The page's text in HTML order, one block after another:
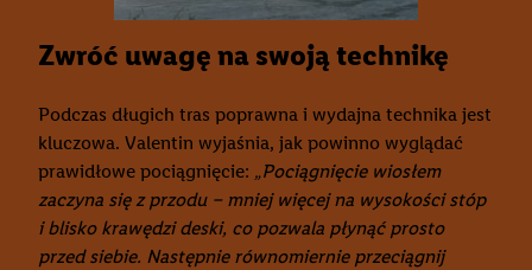
Zwróć uwagę na swoją technikę
Podczas długich tras poprawna i wydajna technika jest
kluczowa. Valentin wyjaśnia, jak powinno wyglądać
prawidłowe pociągnięcie: „Pociągnięcie wiosłem
zaczyna się z przodu – mniej więcej na wysokości stóp
i blisko krawędzi deski, co pozwala płynąć prosto
przed siebie. Następnie równomiernie przeciągnij